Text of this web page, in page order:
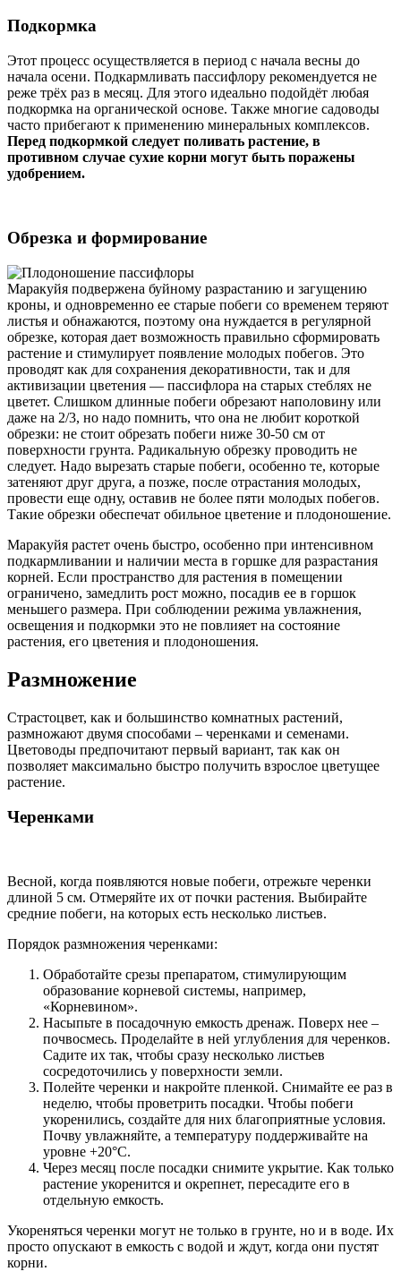
Подкормка
Этот процесс осуществляется в период с начала весны до
начала осени. Подкармливать пассифлору рекомендуется не
реже трёх раз в месяц. Для этого идеально подойдёт любая
подкормка на органической основе. Также многие садоводы
часто прибегают к применению минеральных комплексов.
Перед подкормкой следует поливать растение, в
противном случае сухие корни могут быть поражены
удобрением.
Обрезка и формирование
Маракуйя подвержена буйному разрастанию и загущению
кроны, и одновременно ее старые побеги со временем теряют
листья и обнажаются, поэтому она нуждается в регулярной
обрезке, которая дает возможность правильно сформировать
растение и стимулирует появление молодых побегов. Это
проводят как для сохранения декоративности, так и для
активизации цветения — пассифлора на старых стеблях не
цветет. Слишком длинные побеги обрезают наполовину или
даже на 2/3, но надо помнить, что она не любит короткой
обрезки: не стоит обрезать побеги ниже 30-50 см от
поверхности грунта. Радикальную обрезку проводить не
следует. Надо вырезать старые побеги, особенно те, которые
затеняют друг друга, а позже, после отрастания молодых,
провести еще одну, оставив не более пяти молодых побегов.
Такие обрезки обеспечат обильное цветение и плодоношение.
Маракуйя растет очень быстро, особенно при интенсивном
подкармливании и наличии места в горшке для разрастания
корней. Если пространство для растения в помещении
ограничено, замедлить рост можно, посадив ее в горшок
меньшего размера. При соблюдении режима увлажнения,
освещения и подкормки это не повлияет на состояние
растения, его цветения и плодоношения.
Размножение
Страстоцвет, как и большинство комнатных растений,
размножают двумя способами – черенками и семенами.
Цветоводы предпочитают первый вариант, так как он
позволяет максимально быстро получить взрослое цветущее
растение.
Черенками
Весной, когда появляются новые побеги, отрежьте черенки
длиной 5 см. Отмеряйте их от почки растения. Выбирайте
средние побеги, на которых есть несколько листьев.
Порядок размножения черенками:
Обработайте срезы препаратом, стимулирующим
образование корневой системы, например,
«Корневином».
Насыпьте в посадочную емкость дренаж. Поверх нее –
почвосмесь. Проделайте в ней углубления для черенков.
Садите их так, чтобы сразу несколько листьев
сосредоточились у поверхности земли.
Полейте черенки и накройте пленкой. Снимайте ее раз в
неделю, чтобы проветрить посадки. Чтобы побеги
укоренились, создайте для них благоприятные условия.
Почву увлажняйте, а температуру поддерживайте на
уровне +20°C.
Через месяц после посадки снимите укрытие. Как только
растение укоренится и окрепнет, пересадите его в
отдельную емкость.
Укореняться черенки могут не только в грунте, но и в воде. Их
просто опускают в емкость с водой и ждут, когда они пустят
корни.